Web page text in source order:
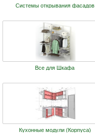
Системы открывания фасадов
Все для Шкафа
Кухонные модули (Корпуса)